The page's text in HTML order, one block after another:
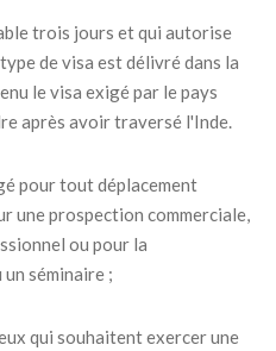
trois jours et qui autorise
de visa est délivré dans la
le visa exigé par le pays
après avoir traversé l'Inde.
pour tout déplacement
une prospection commerciale,
ou pour la
séminaire ;
qui souhaitent exercer une